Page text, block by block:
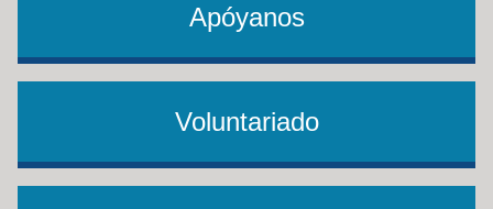
Apóyanos
Voluntariado